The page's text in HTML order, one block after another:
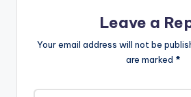
Leave a
Your email address will not be
are marked *